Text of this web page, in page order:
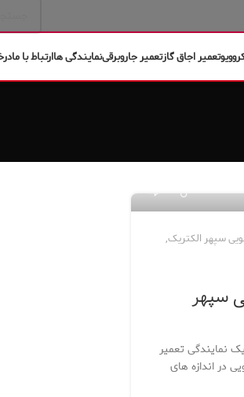
تعمیر اجاق گازتعمیر جاروبرقینمایندگی هاارتباط با ما
سپهر الکتریک,
سپهر
نمایندگی تعمیر
در اندازه های